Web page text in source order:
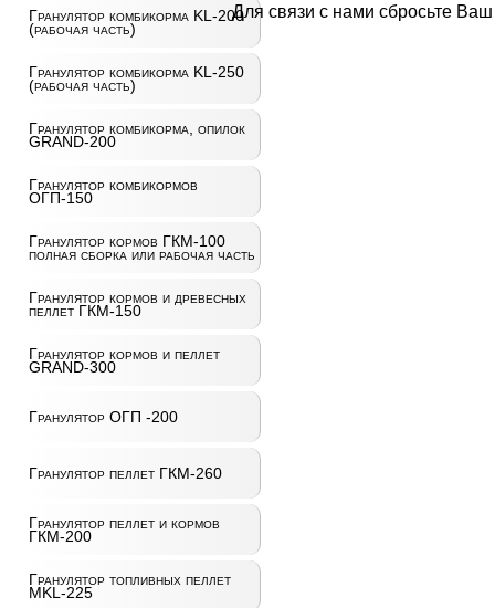
Гранулятор комбикорма KL-200
(рабочая часть)
Гранулятор комбикорма KL-250
(рабочая часть)
Гранулятор комбикорма, опилок
GRAND-200
Гранулятор комбикормов
ОГП-150
Гранулятор кормов ГКМ-100
полная сборка или рабочая часть
Гранулятор кормов и древесных
пеллет ГКМ-150
Гранулятор кормов и пеллет
GRAND-300
Гранулятор ОГП -200
Гранулятор пеллет ГКМ-260
Гранулятор пеллет и кормов
ГКМ-200
Гранулятор топливных пеллет
MKL-225
Для связи с нами сбросьте